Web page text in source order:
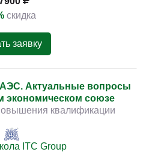
скидка
заявку
Актуальные вопросы
экономическом союзе
квалификации
ITC Group